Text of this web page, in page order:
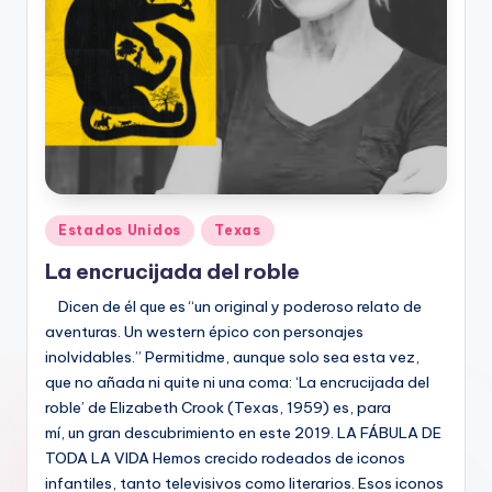
Publicado
en
Estados Unidos Texas
La encrucijada del roble
Dicen de él que es “un original y poderoso relato de
aventuras. Un western épico con personajes
inolvidables.” Permitidme, aunque solo sea esta vez,
que no añada ni quite ni una coma: ‘La encrucijada del
roble’ de Elizabeth Crook (Texas, 1959) es, para
mí, un gran descubrimiento en este 2019. LA FÁBULA DE
TODA LA VIDA Hemos crecido rodeados de iconos
infantiles, tanto televisivos como literarios. Esos iconos